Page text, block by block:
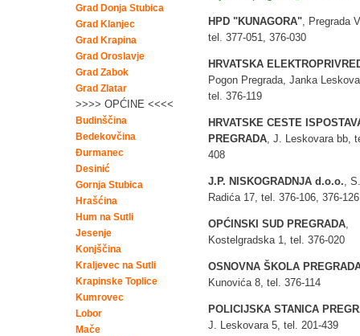
Grad Donja Stubica
Grad Klanjec
Grad Krapina
Grad Oroslavje
Grad Zabok
Grad Zlatar
>>>> OPĆINE <<<<
Budinščina
Bedekovčina
Đurmanec
Desinić
Gornja Stubica
Hrašćina
Hum na Sutli
Jesenje
Konjščina
Kraljevec na Sutli
Krapinske Toplice
Kumrovec
Lobor
Mače
HPD "KUNAGORA", Pregrada
tel. 377-051, 376-030
HRVATSKA
Pogon Pregrada, Janka
tel. 376-119
HRVATSKE CESTE
PREGRADA, J. Leskovara bb,
408
J.P. NISKOGRADNJA d.o.o., S.
Radića 17, tel. 376-106, 376-126
OPĆINSKI SUD PREGRADA,
Kostelgradska 1, tel. 376-020
OSNOVNA ŠKOLA
Kunovića 8, tel. 376-114
POLICIJSKA STANICA
J. Leskovara 5, tel. 201-439